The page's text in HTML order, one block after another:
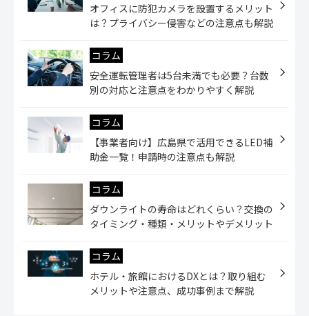
オフィスに防犯カメラを設置するメリット
は？プライバシー侵害などの注意点も解説
コラム
安全運転管理者は5台未満でも必要？台数
別の対応と注意点をわかりやすく解説
コラム
【事業者向け】広島県で活用できるLED補
助金一覧！申請時の注意点も解説
コラム
ダウンライトの寿命はどれくらい？交換の
タイミング・種類・メリットやデメリット
コラム
ホテル・旅館におけるDXとは？取り組む
メリットや注意点、成功事例まで解説